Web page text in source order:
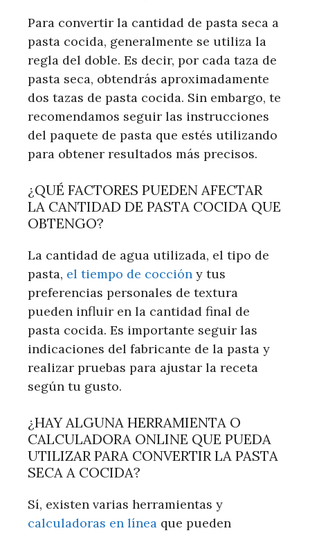
Para convertir la cantidad de pasta seca a
pasta cocida, generalmente se utiliza la
regla del doble. Es decir, por cada taza de
pasta seca, obtendrás aproximadamente
dos tazas de pasta cocida. Sin embargo, te
recomendamos seguir las instrucciones
del paquete de pasta que estés utilizando
para obtener resultados más precisos.
¿QUÉ FACTORES PUEDEN AFECTAR
LA CANTIDAD DE PASTA COCIDA QUE
OBTENGO?
La cantidad de agua utilizada, el tipo de
pasta, el tiempo de cocción y tus
preferencias personales de textura
pueden influir en la cantidad final de
pasta cocida. Es importante seguir las
indicaciones del fabricante de la pasta y
realizar pruebas para ajustar la receta
según tu gusto.
¿HAY ALGUNA HERRAMIENTA O
CALCULADORA ONLINE QUE PUEDA
UTILIZAR PARA CONVERTIR LA PASTA
SECA A COCIDA?
Sí, existen varias herramientas y
calculadoras en línea que pueden